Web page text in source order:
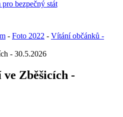
- Foto 2022 - Vítání občánků -
- 30.5.2026
ve Zběšicích -